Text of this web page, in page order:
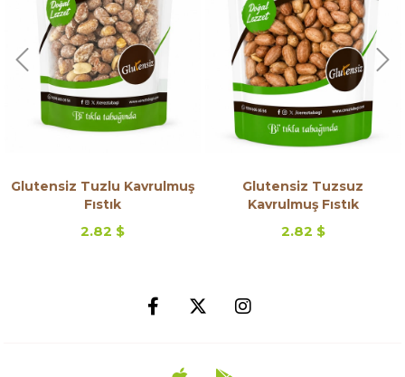
Glutensiz Tuzlu Kavrulmuş
Fıstık
2.82 $
Glutensiz Tuzsuz
Kavrulmuş Fıstık
2.82 $